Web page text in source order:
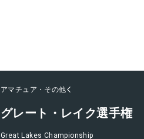
アマチュア・その他
グレート・レイク選手権
Great Lakes Championship